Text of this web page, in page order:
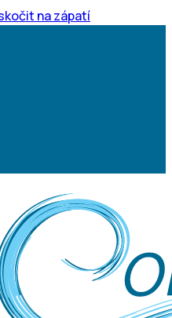
na zápatí